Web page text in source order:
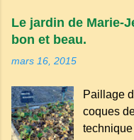
et est
Par
comme
(âne,
Le jardin de Marie-
bon et beau.
mars 16, 2015
Paillage
coques